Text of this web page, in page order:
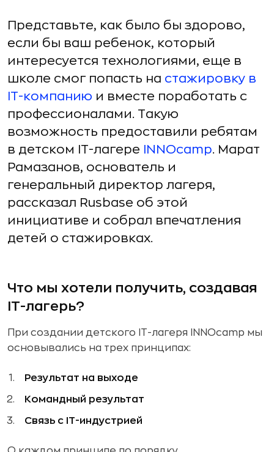
Представьте, как было бы здорово,
если бы ваш ребенок, который
интересуется технологиями, еще в
школе смог попасть на стажировку в
IT-компанию и вместе поработать с
профессионалами. Такую
возможность предоставили ребятам
в детском IT-лагере
INNOcamp. Марат
Рамазанов, основатель и
генеральный директор лагеря,
рассказал Rusbase об этой
инициативе и собрал впечатления
детей о стажировках.
Что мы хотели получить, создавая
IT-лагерь?
При создании детского IT-лагеря INNOcamp мы
основывались на трех принципах:
Результат на выходе
Командный результат
Связь с IT-индустрией